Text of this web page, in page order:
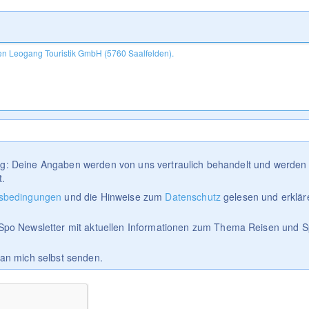
Deine Angaben werden von uns vertraulich behandelt und
und die Hinweise zum Datenschutzgelesen und
Newsletter mit aktuellen Informationen zum Thema Reisen und
mich selbst senden.